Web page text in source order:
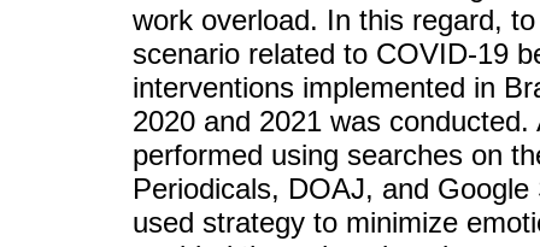
work overload. In this regard,
scenario related to COVID-19
interventions implemented in
2020 and 2021 was
performed using searches on
Periodicals, DOAJ, and
used strategy to minimize